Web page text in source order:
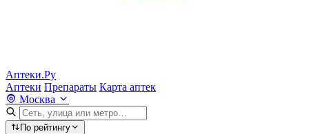
Аптеки.Ру
Аптеки Препараты Карта аптек
Москва
По рейтингу